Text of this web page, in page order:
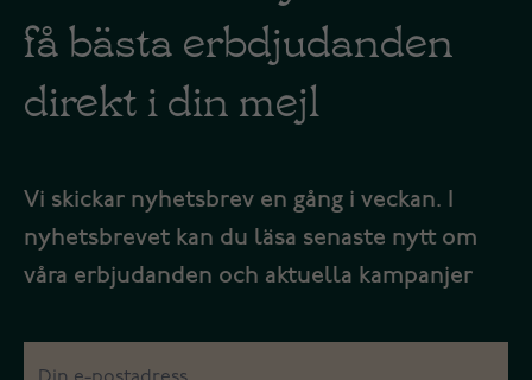
få bästa erbdjudanden
direkt i din mejl
Vi skickar nyhetsbrev en gång i veckan. I
nyhetsbrevet kan du läsa senaste nytt om
våra erbjudanden och aktuella kampanjer